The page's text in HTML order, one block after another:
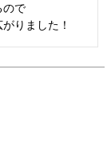
ので
りました！